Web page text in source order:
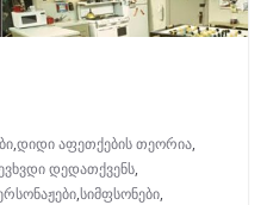
,დიდი აფეთქების თეორია,
დედათქვენს,
,სიმფსონები,